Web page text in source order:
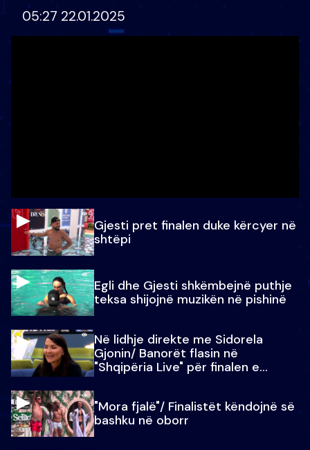
05:27 22.01.2025
Gjesti pret finalen duke kërcyer në
shtëpi
Egli dhe Gjesti shkëmbejnë puthje
teksa shijojnë muzikën në pishinë
Në lidhje direkte me Sidorela
Gjonin/ Banorët flasin në
"Shqipëria Live" për finalen e
"Mora fjalë"/ Finalistët këndojnë së
bashku në oborr